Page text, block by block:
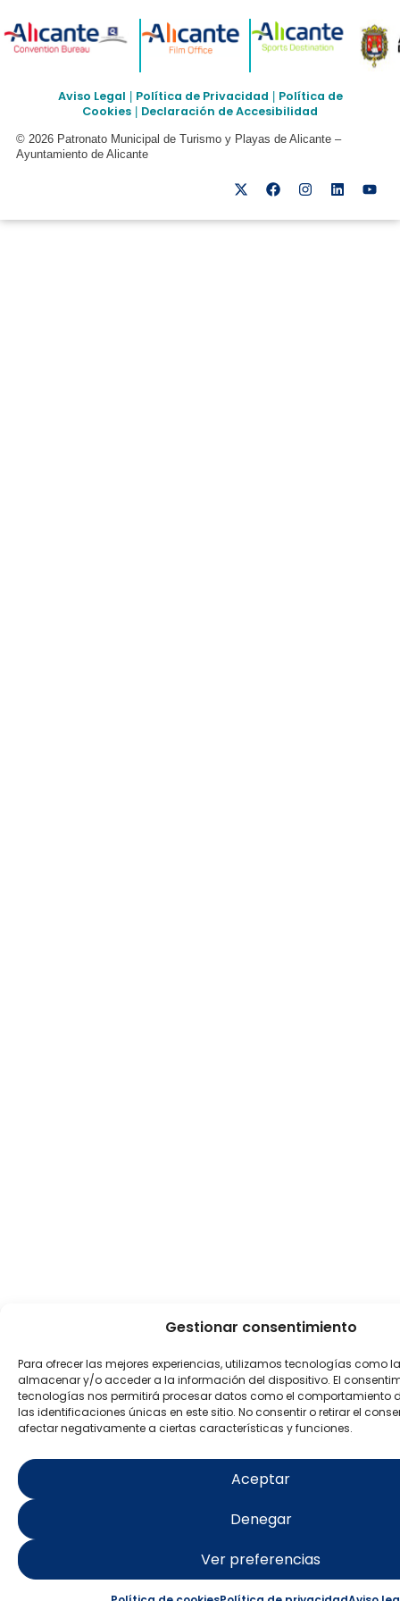
Gestionar consentimiento
Para ofrecer las mejores experiencias, utilizamos tecnologías como
almacenar y/o acceder a la información del dispositivo. El
tecnologías nos permitirá procesar datos como el comportamiento
las identificaciones únicas en este sitio. No consentir o retirar el
afectar negativamente a ciertas características y funciones.
Aceptar
Denegar
Ver preferencias
Aviso Legal Política de Privacidad
Política de
Cookies
Declaración de Accesibilidad
© 2026 Patronato Municipal de Turismo y Playas de Alicante –
Ayuntamiento de Alicante